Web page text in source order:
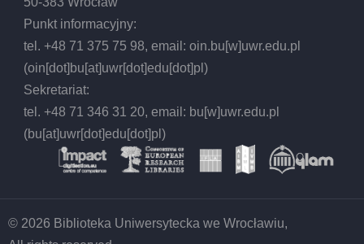
Punkt informacyjny:
tel. +48 71 375 75 98, email:oin.bu[w]uwr.edu.pl
(oin[dot]bu[at]uwr[dot]edu[dot]pl)
Sekretariat:
tel. +48 71 346 31 20, email: bu[w]uwr.edu.pl
(bu[at]uwr[dot]edu[dot]pl)
© 2026 Biblioteka Uniwersytecka we Wrocławiu,